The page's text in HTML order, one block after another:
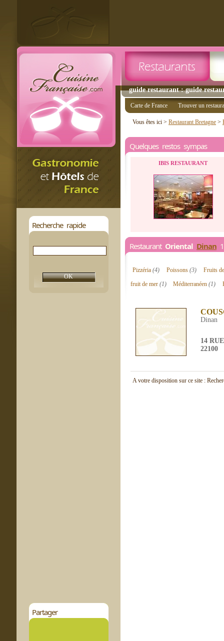
guide restaurant : guide
Recherche rapide
Partager
Carte de France Trouver un
Vous êtes ici > Restaurant Bretagne >
Quelques restos sympas
IBIS RESTAURANT
Restaurant Oriental Dinan
Pizzéria(4) Poissons(3)
Fruits
fruit de mer (1) Méditerranéen(1)
Dinan
14
22100
A votre disposition sur ce site :